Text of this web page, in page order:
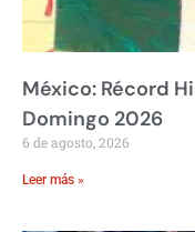
México: Récord
Domingo 2026
6 de agosto, 2026
Leer más »